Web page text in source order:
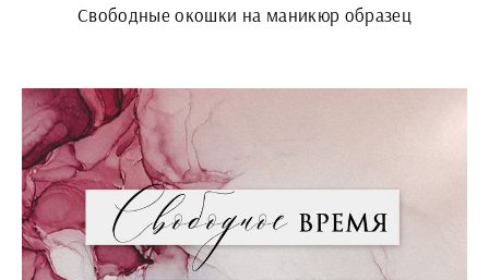
Свободные окошки на маникюр образец